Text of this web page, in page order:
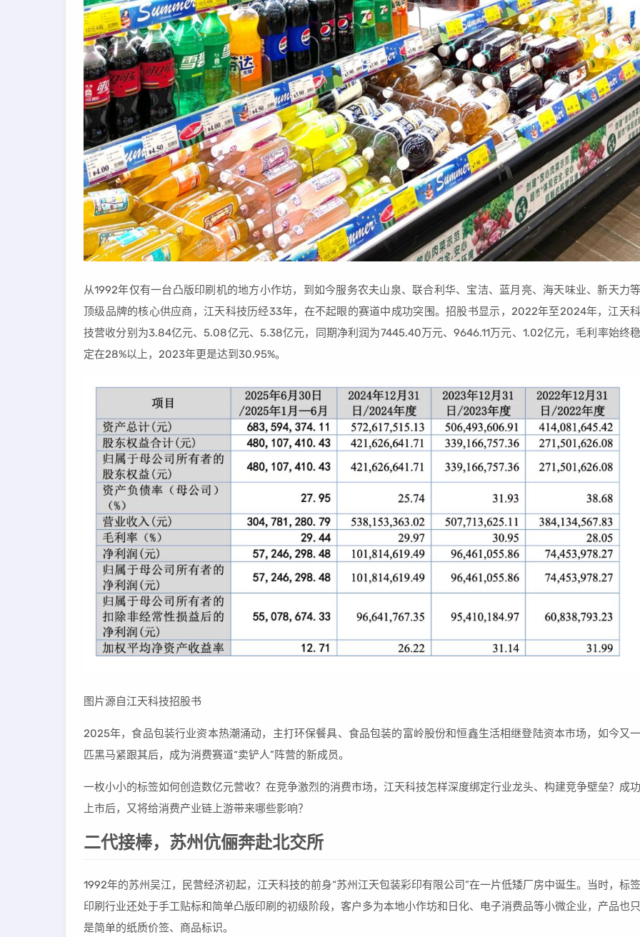
从1992年仅有一台凸版印刷机的地方小作坊，到如今服务农夫山泉、联合利华、宝洁、蓝月亮、海天味业、新天力等
顶级品牌的核心供应商，江天科技历经33年，在不起眼的赛道中成功突围。招股书显示，2022年至2024年，江天科
技营收分别为3.84亿元、5.08亿元、5.38亿元，同期净利润为7445.40万元、9646.11万元、1.02亿元，毛利率始终稳
定在28%以上，2023年更是达到30.95%。
图片源自江天科技招股书
2025年，食品包装行业资本热潮涌动，主打环保餐具、食品包装的富岭股份和恒鑫生活相继登陆资本市场，如今又一
匹黑马紧跟其后，成为消费赛道“卖铲人”阵营的新成员。
一枚小小的标签如何创造数亿元营收？在竞争激烈的消费市场，江天科技怎样深度绑定行业龙头、构建竞争壁垒？成功
上市后，又将给消费产业链上游带来哪些影响？
二代接棒，苏州伉俪奔赴北交所
1992年的苏州吴江，民营经济初起，江天科技的前身“苏州江天包装彩印有限公司”在一片低矮厂房中诞生。当时，标签
印刷行业还处于手工贴标和简单凸版印刷的初级阶段，客户多为本地小作坊和日化、电子消费品等小微企业，产品也只
是简单的纸质价签、商品标识。